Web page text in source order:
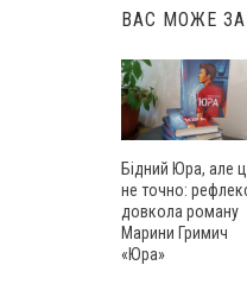
ВАС МОЖЕ
Бідний Юра, але
не точно:
довкола роману
Марини Гримич
«Юра»